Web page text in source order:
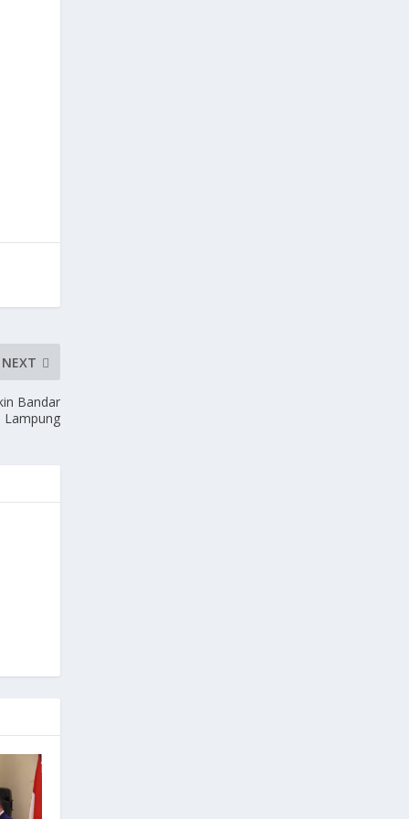
NEXT
Bandar
Lampung